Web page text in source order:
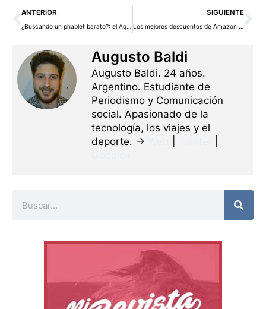
Ant
ANTERIOR
¿Buscando un phablet barato?: el Aquaris E6 podría ser para ti
SIGUIENTE
Los mejores descuentos de Amazon para el Black Friday
Augusto Baldi
Augusto Baldi. 24 años.
Argentino. Estudiante de
Periodismo y Comunicación
social. Apasionado de la
tecnología, los viajes y el
deporte. →